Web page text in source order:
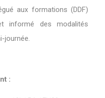
aux formations (DDF)
informé des modalités
journée.
: